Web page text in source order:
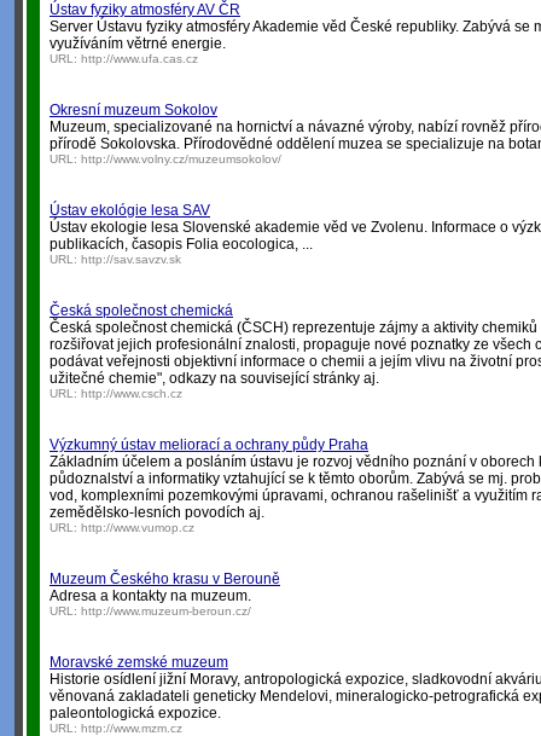
Ústav fyziky atmosféry AV ČR
Server Ústavu fyziky atmosféry Akademie věd České republiky. Zabývá se
využíváním větrné energie.
URL: http://www.ufa.cas.cz
Okresní muzeum Sokolov
Muzeum, specializované na hornictví a návazné výroby, nabízí rovněž
přírodě Sokolovska. Přírodovědné oddělení muzea se specializuje na
URL: http://www.volny.cz/muzeumsokolov/
Ústav ekológie lesa SAV
Ústav ekologie lesa Slovenské akademie věd ve Zvolenu. Informace o
publikacích, časopis Folia eocologica, ...
URL: http://sav.savzv.sk
Česká společnost chemická
Česká společnost chemická (ČSCH) reprezentuje zájmy a aktivity
rozšiřovat jejich profesionální znalosti, propaguje nové poznatky ze všech
podávat veřejnosti objektivní informace o chemii a jejím vlivu na životní
užitečné chemie", odkazy na související stránky aj.
URL: http://www.csch.cz
Výzkumný ústav meliorací a ochrany půdy Praha
Základním účelem a posláním ústavu je rozvoj vědního poznání v
půdoznalství a informatiky vztahující se k těmto oborům. Zabývá se mj.
vod, komplexními pozemkovými úpravami, ochranou rašelinišť a využitím
zemědělsko-lesních povodích aj.
URL: http://www.vumop.cz
Muzeum Českého krasu v Berouně
Adresa a kontakty na muzeum.
URL: http://www.muzeum-beroun.cz/
Moravské zemské muzeum
Historie osídlení jižní Moravy, antropologická expozice, sladkovodní
věnovaná zakladateli geneticky Mendelovi, mineralogicko-petrografická
paleontologická expozice.
URL: http://www.mzm.cz